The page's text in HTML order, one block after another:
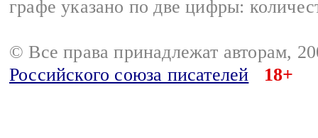
графе указано по две цифры:
© Все права принадлежат авторам,
Российского союза писателей
18+